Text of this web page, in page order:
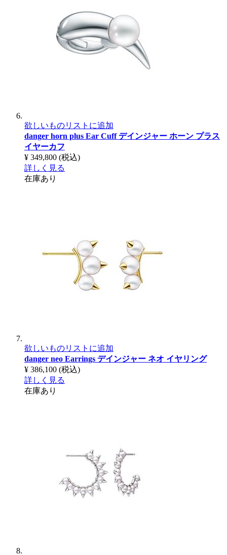
欲しいものリストに追加
danger horn plus Ear Cuffデインジャー ホーン プラス
イヤーカフ
¥ 349,800 (税込)
詳しく見る
在庫あり
欲しいものリストに追加
danger neo Earrings デインジャー ネオ イヤリング
¥ 386,100 (税込)
詳しく見る
在庫あり